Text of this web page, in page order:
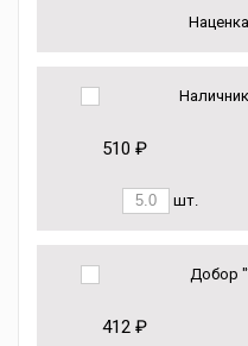
510 ₽
шт.
Добор
412 ₽